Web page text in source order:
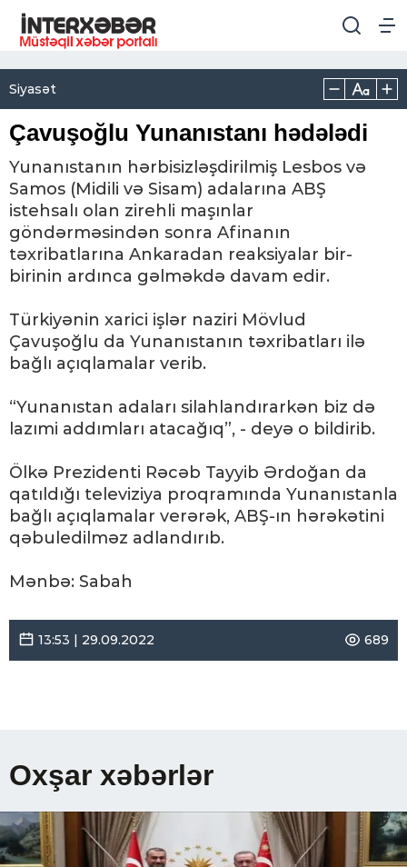
Siyasət
Çavuşoğlu Yunanıstanı hədələdi
Yunanıstanın hərbisizləşdirilmiş Lesbos və
Samos (Midili və Sisam) adalarına ABŞ
istehsalı olan zirehli maşınlar
göndərməsindən sonra Afinanın
təxribatlarına Ankaradan reaksiyalar bir-
birinin ardınca gəlməkdə davam edir.
Türkiyənin xarici işlər naziri Mövlud
Çavuşoğlu da Yunanıstanın təxribatları ilə
bağlı açıqlamalar verib.
“Yunanıstan adaları silahlandırarkən biz də
lazımi addımları atacağıq”, - deyə o bildirib.
Ölkə Prezidenti Rəcəb Tayyib Ərdoğan da
qatıldığı televiziya proqramında Yunanıstanla
bağlı açıqlamalar verərək, ABŞ-ın hərəkətini
qəbuledilməz adlandırıb.
Mənbə: Sabah
13:53 | 29.09.2022 689
Oxşar xəbərlər